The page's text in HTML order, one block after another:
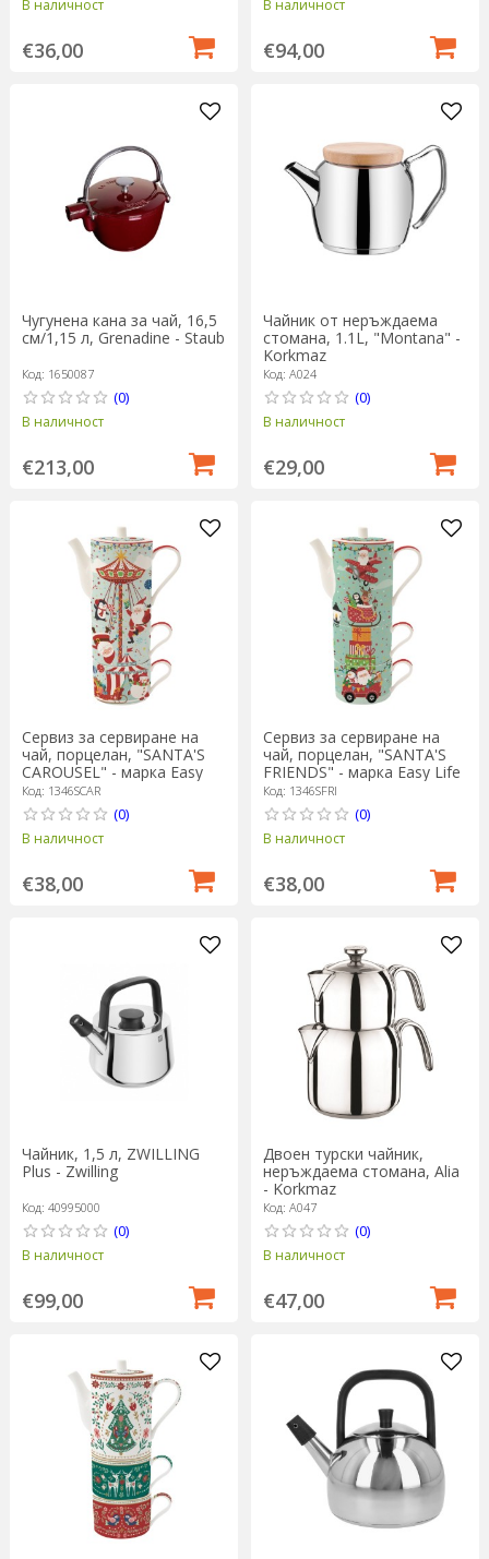
В наличност
€36,00
В наличност
€94,00
Чугунена кана за чай, 16,5
см/1,15 л, Grenadine - Staub
Код: 1650087
(0)
В наличност
€213,00
Чайник от неръждаема
стомана, 1.1L, "Montana" -
Korkmaz
Код: A024
(0)
В наличност
€29,00
Сервиз за сервиране на
чай, порцелан, "SANTA'S
CAROUSEL" - марка Easy
Life
Код: 1346SCAR
(0)
В наличност
€38,00
Сервиз за сервиране на
чай, порцелан, "SANTA'S
FRIENDS" - марка Easy Life
Код: 1346SFRI
(0)
В наличност
€38,00
Чайник, 1,5 л, ZWILLING
Plus - Zwilling
Код: 40995000
(0)
В наличност
€99,00
Двоен турски чайник,
неръждаема стомана, Alia
- Korkmaz
Код: A047
(0)
В наличност
€47,00